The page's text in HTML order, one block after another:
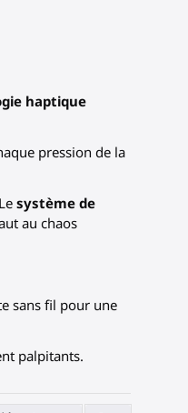
haptique
pression de la
système de
au chaos
sans fil pour une
palpitants.